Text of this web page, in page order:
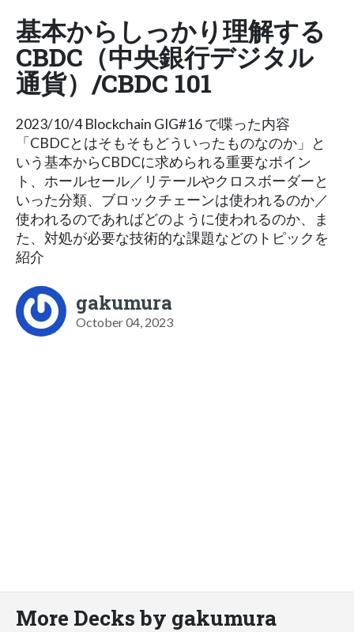
基本からしっかり理解する
CBDC（中央銀行デジタル
通貨）/CBDC 101
2023/10/4 Blockchain GIG#16 で喋った内容
「CBDCとはそもそもどういったものなのか」と
いう基本からCBDCに求められる重要なポイン
ト、ホールセール／リテールやクロスボーダーと
いった分類、ブロックチェーンは使われるのか／
使われるのであればどのように使われるのか、ま
た、対処が必要な技術的な課題などのトピックを
紹介
gakumura
October 04, 2023
More Decks by gakumura